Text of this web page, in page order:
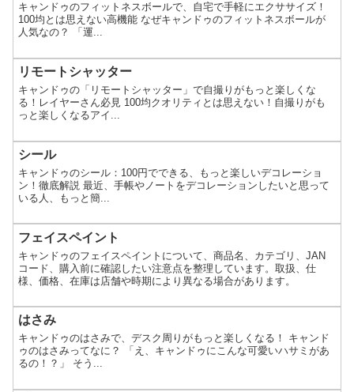
キャンドゥのフィットネスボールで、自宅で手軽にエクササイズ！
100均とは思えない高機能 なぜキャンドゥのフィットネスボールが
人気なの？ 「運...
リモートシャッター
キャンドゥの「リモートシャッター」で自撮りがもっと楽しくな
る！レイヤーさん必見 100均クオリティとは思えない！自撮りがも
っと楽しくなるアイ...
シール
キャンドゥのシール：100円でできる、もっと楽しいデコレーショ
ン！徹底解説 最近、手帳やノートをデコレーションしたいと思って
いる人、もっと簡...
フェイスペイント
キャンドゥのフェイスペイントについて、商品名、カテゴリ、JAN
コード、購入前に確認したい注意点を整理しています。取扱、仕
様、価格、在庫は店舗や時期により異なる場合があります。
はさみ
キャンドゥのはさみで、デスク周りがもっと楽しくなる！ キャンド
ゥのはさみってなに？ 「え、キャンドゥにこんな可愛いハサミがあ
るの！？」 そう...